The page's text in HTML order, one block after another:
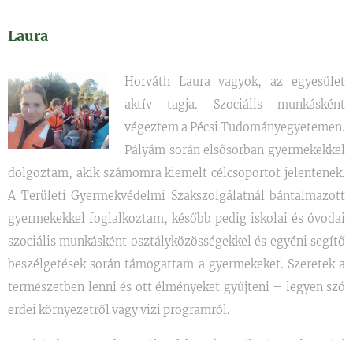
Laura
Horváth Laura vagyok, az egyesület
aktív tagja. Szociális munkásként
végeztem a Pécsi Tudományegyetemen.
Pályám során elsősorban gyermekekkel
dolgoztam, akik számomra kiemelt célcsoportot jelentenek.
A Területi Gyermekvédelmi Szakszolgálatnál bántalmazott
gyermekekkel foglalkoztam, később pedig iskolai és óvodai
szociális munkásként osztályközösségekkel és egyéni segítő
beszélgetések során támogattam a gyermekeket. Szeretek a
természetben lenni és ott élményeket gyűjteni – legyen szó
erdei környezetről vagy vizi programról.